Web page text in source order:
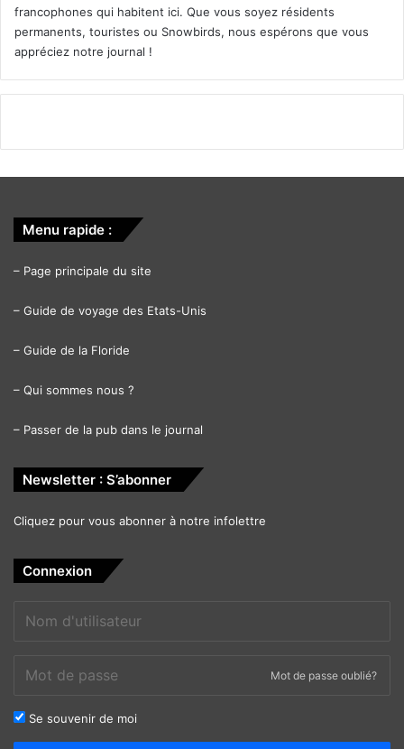
francophones qui habitent ici. Que vous soyez résidents
permanents, touristes ou Snowbirds, nous espérons que vous
appréciez notre journal !
Menu rapide :
– Page principale du site
– Guide de voyage des Etats-Unis
– Guide de la Floride
– Qui sommes nous ?
– Passer de la pub dans le journal
Newsletter : S’abonner
Cliquez pour vous abonner à notre infolettre
Connexion
Mot de passe oublié?
Se souvenir de moi